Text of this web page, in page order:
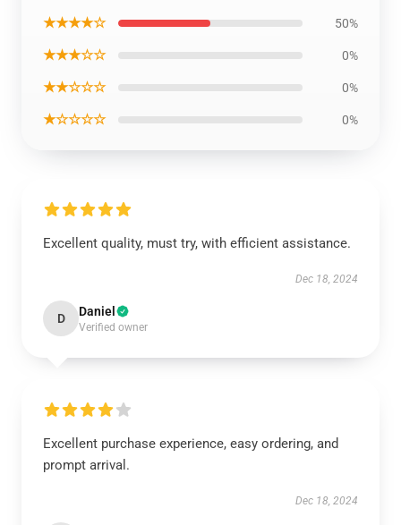
★★★★☆ 50%
★★★☆☆ 0%
★★☆☆☆ 0%
★☆☆☆☆ 0%
Excellent quality, must try, with efficient assistance.
Dec 18, 2024
D Daniel
Verified owner
Excellent purchase experience, easy ordering, and
prompt arrival.
Dec 18, 2024